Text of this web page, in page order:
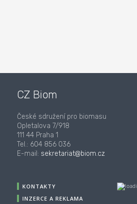
CZ Biom
České sdružení pro biomasu
Opletalova 7/918
111 44 Praha 1
Tel.: 604 856 036
E-mail: sekretariat@biom.cz
KONTAKTY
INZERCE A REKLAMA